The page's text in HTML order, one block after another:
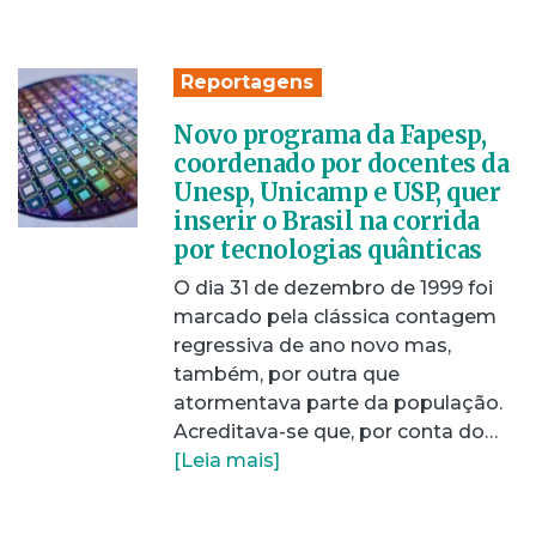
Reportagens
Novo programa da Fapesp,
coordenado por docentes da
Unesp, Unicamp e USP, quer
inserir o Brasil na corrida
por tecnologias quânticas
O dia 31 de dezembro de 1999 foi
marcado pela clássica contagem
regressiva de ano novo mas,
também, por outra que
atormentava parte da população.
Acreditava-se que, por conta do…
[Leia mais]